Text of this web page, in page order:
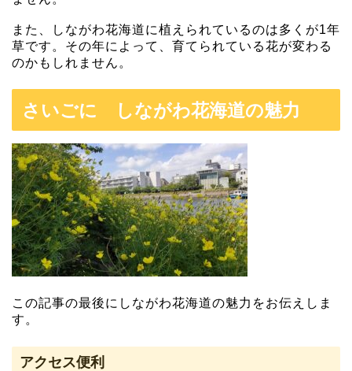
また、しながわ花海道に植えられているのは多くが1年
草です。その年によって、育てられている花が変わる
のかもしれません。
さいごに しながわ花海道の魅力
この記事の最後にしながわ花海道の魅力をお伝えしま
す。
アクセス便利